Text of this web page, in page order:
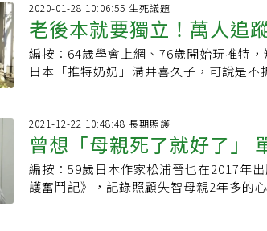
2020-01-28 10:06:55 生死議題
老後本就要獨立！萬人追
金句
編按：64歲學會上網、76歲開始玩推特
日本「推特奶奶」溝井喜久子，可說是
2021-12-22 10:48:48 長期照護
曾想「母親死了就好了」
母親：千萬不要一個人獨
編按：59歲日本作家松浦晉也在2017年
護奮鬥記》，記錄照顧失智母親2年多的